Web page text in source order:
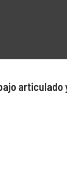
articulado